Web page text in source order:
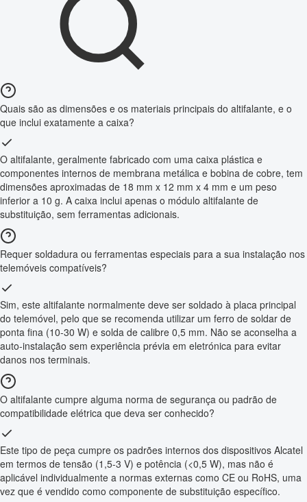
Quais são as dimensões e os materiais principais do altifalante, e o
que inclui exatamente a caixa?
O altifalante, geralmente fabricado com uma caixa plástica e
componentes internos de membrana metálica e bobina de cobre, tem
dimensões aproximadas de 18 mm x 12 mm x 4 mm e um peso
inferior a 10 g. A caixa inclui apenas o módulo altifalante de
substituição, sem ferramentas adicionais.
Requer soldadura ou ferramentas especiais para a sua instalação nos
telemóveis compatíveis?
Sim, este altifalante normalmente deve ser soldado à placa principal
do telemóvel, pelo que se recomenda utilizar um ferro de soldar de
ponta fina (10-30 W) e solda de calibre 0,5 mm. Não se aconselha a
auto-instalação sem experiência prévia em eletrónica para evitar
danos nos terminais.
O altifalante cumpre alguma norma de segurança ou padrão de
compatibilidade elétrica que deva ser conhecido?
Este tipo de peça cumpre os padrões internos dos dispositivos Alcatel
em termos de tensão (1,5-3 V) e potência (<0,5 W), mas não é
aplicável individualmente a normas externas como CE ou RoHS, uma
vez que é vendido como componente de substituição específico.